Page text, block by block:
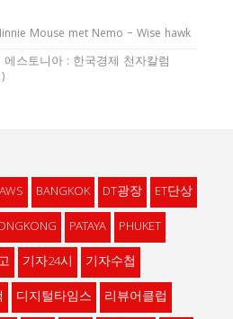
Mouse met Nemo – Wise hawk
에스토니아 : 한국경제 천자칼럼
AWS BANGKOK DT광장
ET단상
PATAYA
PHUKET
기자24시
기자수첩
디지털타임스
리뷰어클럽